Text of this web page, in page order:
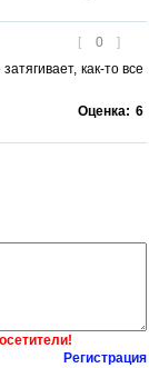
[ 0 ]
как-то все
Оценка: 6
Регистрация